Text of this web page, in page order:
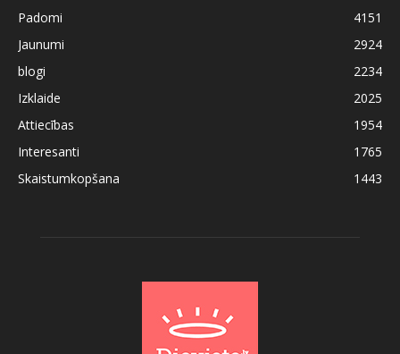
Padomi
4151
Jaunumi
2924
blogi
2234
Izklaide
2025
Attiecības
1954
Interesanti
1765
Skaistumkopšana
1443